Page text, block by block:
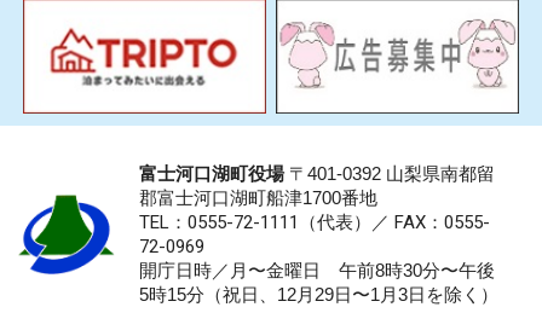
富士河口湖町役場〒401-0392 山梨県南都留
郡富士河口湖町船津1700番地
TEL：0555-72-1111 （代表）／ FAX：0555-
72-0969
開庁日時／月〜金曜日 午前8時30分〜午後
5時15分（祝日、12月29日〜1月3日を除く）